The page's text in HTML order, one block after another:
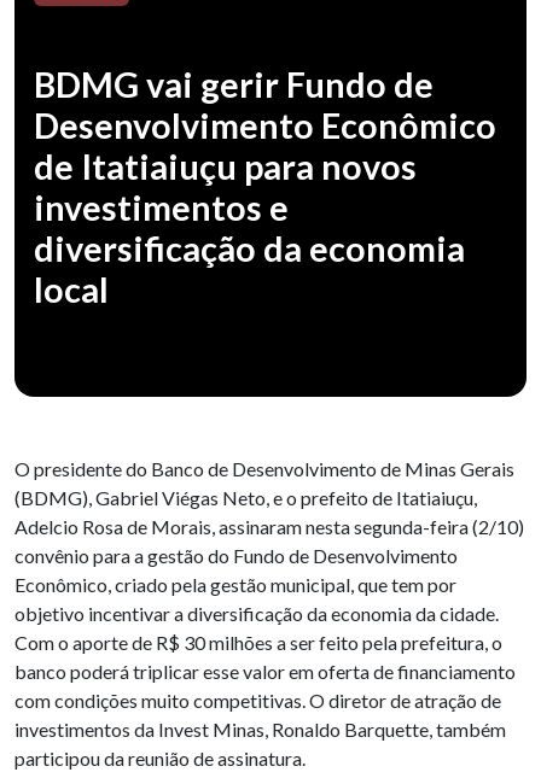
BDMG vai gerir Fundo de
Desenvolvimento Econômico
de Itatiaiuçu para novos
investimentos e
diversificação da economia
local
O presidente do Banco de Desenvolvimento de Minas Gerais
(BDMG), Gabriel Viégas Neto, e o prefeito de Itatiaiuçu,
Adelcio Rosa de Morais, assinaram nesta segunda-feira (2/10)
convênio para a gestão do Fundo de Desenvolvimento
Econômico, criado pela gestão municipal, que tem por
objetivo incentivar a diversificação da economia da cidade.
Com o aporte de R$ 30 milhões a ser feito pela prefeitura, o
banco poderá triplicar esse valor em oferta de financiamento
com condições muito competitivas. O diretor de atração de
investimentos da Invest Minas, Ronaldo Barquette, também
participou da reunião de assinatura.